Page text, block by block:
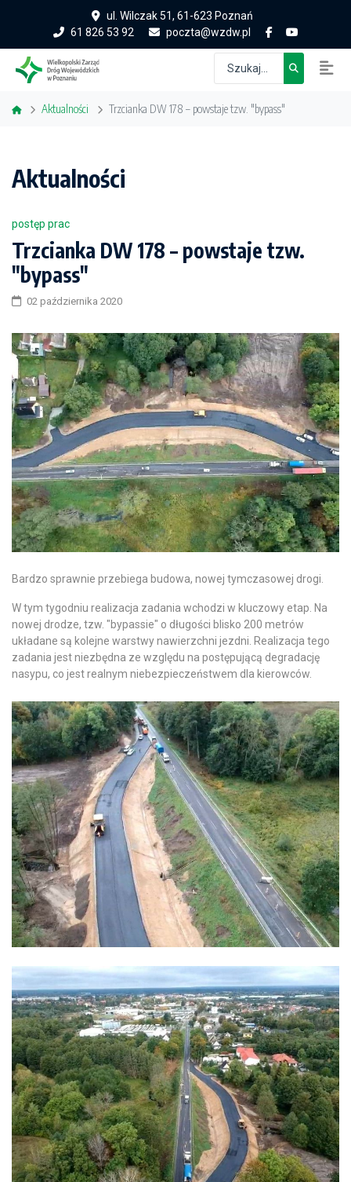
ul. Wilczak 51, 61-623 Poznań
61 826 53 92
poczta@wzdw.pl
Aktualności Trzcianka DW 178 – powstaje tzw. "bypass"
Aktualności
postęp prac
Trzcianka DW 178 – powstaje tzw.
"bypass"
02 października 2020
Bardzo sprawnie przebiega budowa, nowej tymczasowej drogi.
W tym tygodniu realizacja zadania wchodzi w kluczowy etap. Na
nowej drodze, tzw. "bypassie" o długości blisko 200 metrów
układane są kolejne warstwy nawierzchni jezdni. Realizacja tego
zadania jest niezbędna ze względu na postępującą degradację
nasypu, co jest realnym niebezpieczeństwem dla kierowców.